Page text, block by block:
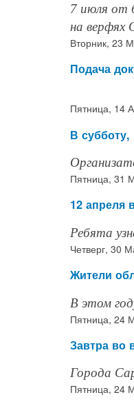
7 июля от
на верфях
Вторник, 23
Подача
Пятница, 14
В субботу,
Пятница, 31
12 апреля
Ребята
Четверг, 30
Жители
В этом
Пятница, 24
Завтра во
Города
Пятница, 24